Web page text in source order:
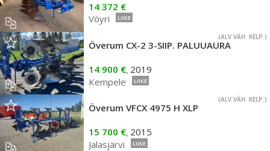
14 372 €
Vöyri
LIIKE
(ALV VÄH. KELP.)
Överum CX-2 3-SIIP. PALUUAURA
14 900 €, 2019
Kempele
LIIKE
(ALV VÄH. KELP.)
Överum VFCX 4975 H XLP
15 700 €, 2015
Jalasjärvi
LIIKE